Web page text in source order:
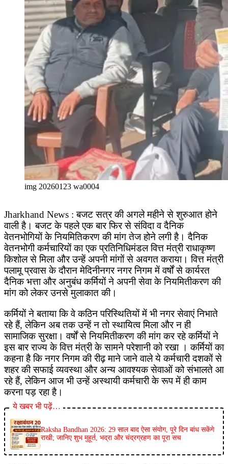
img 20260123 wa0004
Jharkhand News : बजट सत्र की अगले महीने से शुरुआत होने
वाली है। बजट के पहले एक बार फिर से संविदा व दैनिक
वेतनभोगियों के नियमितिकरण की मांग तेज होने लगी है। दैनिक
वेतनभोगी कर्मचारियों का एक प्रतिनिधिमंडल वित्त मंत्री राधाकृष्ण
किशोल से मिला और उन्हें अपनी मांगों से अवगत कराया। वित्त मंत्री
पलामू प्रवास के दौरान मेदिनीनगर नगर निगम में वर्षों से कार्यरत
दैनिक भत्ता और अनुबंध कर्मियों ने अपनी सेवा के नियमितीकरण की
मांग को लेकर उनसे मुलाकात की।
कर्मियों ने बताया कि वे कठिन परिस्थितियों में भी नगर सेवाएं निभाते
रहे हैं, लेकिन अब तक उन्हें न तो स्थायित्व मिला और न ही
सामाजिक सुरक्षा। वर्षों से नियमितीकरण की मांग कर रहे कर्मियों ने
इस बार राज्य के वित्त मंत्री के सामने परेशानी को रखा । कर्मियों का
कहना है कि नगर निगम की रीढ़ माने जाने वाले ये कर्मचारी दशकों से
शहर की सफाई व्यवस्था और अन्य आवश्यक सेवाओं को संभालते आ
रहे हैं, लेकिन आज भी उन्हें अस्थायी कर्मचारी के रूप में ही काम
करना पड़ रहा है।
ये खबर भी पढ़ें…
Raksha Bandhan 2026: 29 साल बाद ऐसा संयोग, पूरे दिन बांध सकेंगे
राखी; जानिए शुभ मुहूर्त, भद्रा और चंद्रग्रहण का पूरा सच